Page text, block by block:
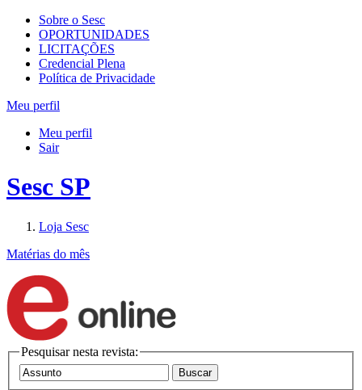
Sobre o Sesc
OPORTUNIDADES
LICITAÇÕES
Credencial Plena
Política de Privacidade
Meu perfil
Meu perfil
Sair
Sesc SP
Loja Sesc
Matérias do mês
Pesquisar nesta revista: